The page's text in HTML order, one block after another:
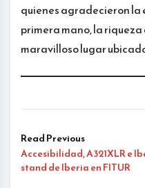
quienes agradecieron la
primera mano, la
maravilloso lugar
Read Previous
Accesibilidad, A321XLR e
stand de Iberia en FITUR